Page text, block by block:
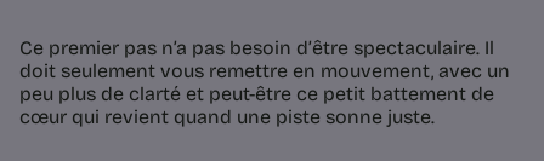
Ce premier pas n’a pas besoin d’être spectaculaire. Il
doit seulement vous remettre en mouvement, avec un
peu plus de clarté et peut-être ce petit battement de
cœur qui revient quand une piste sonne juste.